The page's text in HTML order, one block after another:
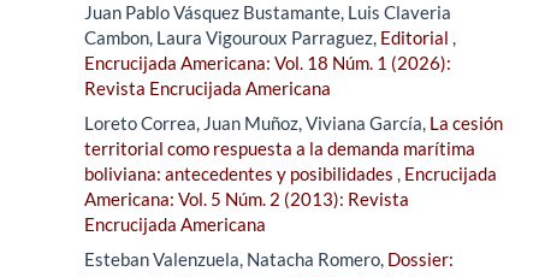
Juan Pablo Vásquez Bustamante, Luis Claveria
Cambon, Laura Vigouroux Parraguez, Editorial ,
Encrucijada Americana: Vol. 18 Núm. 1 (2026):
Revista Encrucijada Americana
Loreto Correa, Juan Muñoz, Viviana García, La cesión
territorial como respuesta a la demanda marítima
boliviana: antecedentes y posibilidades , Encrucijada
Americana: Vol. 5 Núm. 2 (2013): Revista
Encrucijada Americana
Esteban Valenzuela, Natacha Romero, Dossier: